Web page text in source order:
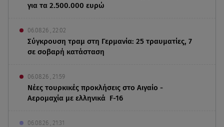
για τα 2.500.000 ευρώ
06.08.26 , 22:02
Σύγκρουση τραμ στη Γερμανία: 25 τραυματίες, 7
σε σοβαρή κατάσταση
06.08.26 , 21:59
Νέες τουρκικές προκλήσεις στο Αιγαίο -
Αερομαχία με ελληνικά F-16
06.08.26 , 21:31